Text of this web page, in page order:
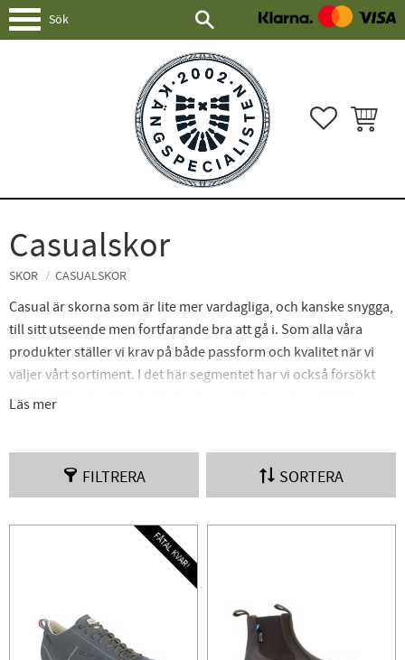
Meny
FAVORITER
Casualskor
SKOR CASUALSKOR
Casual är skorna som är lite mer vardagliga, och kanske snygga,
till sitt utseende men fortfarande bra att gå i. Som alla våra
produkter ställer vi krav på både passform och kvalitet när vi
väljer vårt sortiment. I det här segmentet har vi också försökt
tänka på design för att alla ska kunna har bra skor på fötterna,
Läs mer
FILTRERA SORTERA
FÅTAL KVAR!